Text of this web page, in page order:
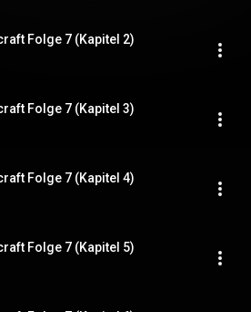
Folge 7 (Kapitel 2)
Folge 7 (Kapitel 3)
Folge 7 (Kapitel 4)
Folge 7 (Kapitel 5)